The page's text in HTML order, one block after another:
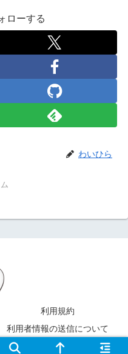
ローする
わいひら
利用規約
利用者情報の送信について
Inc.